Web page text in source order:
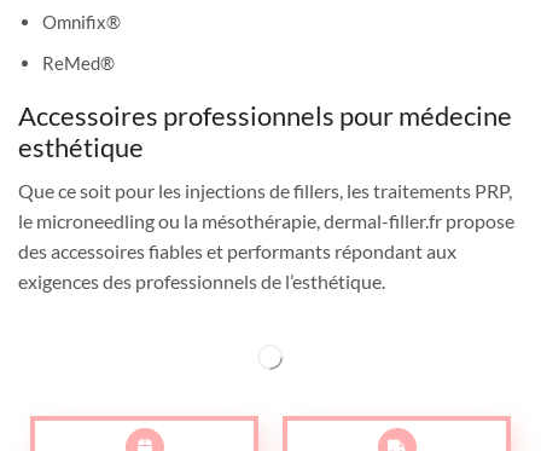
Omnifix®
ReMed®
Accessoires professionnels pour médecine
esthétique
Que ce soit pour les injections de fillers, les traitements PRP,
le microneedling ou la mésothérapie, dermal-filler.fr propose
des accessoires fiables et performants répondant aux
exigences des professionnels de l’esthétique.